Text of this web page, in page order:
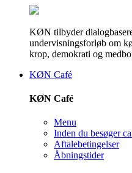
KØN tilbyder
undervisningsforløb om
krop, demokrati og
KØN Café
KØN Café
Menu
Inden du besøger
Aftalebetingelser
Åbningstider